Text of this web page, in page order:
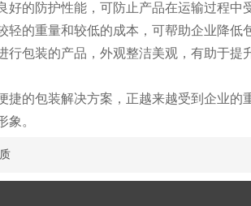
好的防护性能，可防止产品在运输过程中
的重量和较低的成本，可帮助企业降低
包装的产品，外观整洁美观，有助于提
捷的包装解决方案，正越来越受到企业
象。